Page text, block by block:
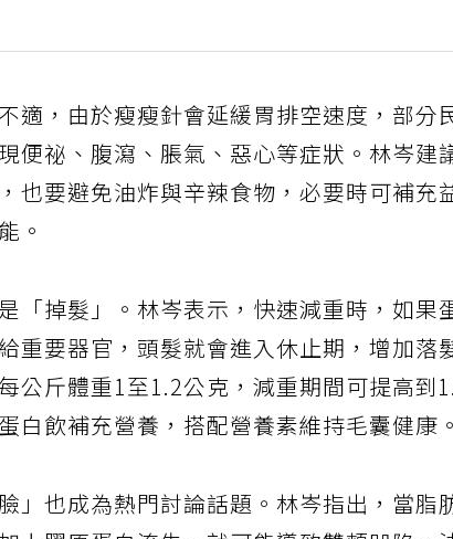
適，由於瘦瘦針會延緩胃排空速度，部分
便祕、腹瀉、脹氣、惡心等症狀。林岑建
也要避免油炸與辛辣食物，必要時可補充
。
「掉髮」。林岑表示，快速減重時，如果
重要器官，頭髮就會進入休止期，增加落
公斤體重1至1.2公克，減重期間可提高到
白飲補充營養，搭配營養素維持毛囊健康。
」也成為熱門討論話題。林岑指出，當脂